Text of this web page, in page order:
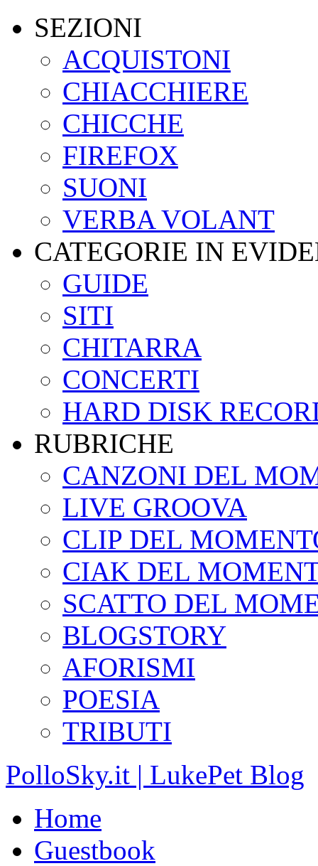
SEZIONI
ACQUISTONI
CHIACCHIERE
CHICCHE
FIREFOX
SUONI
VERBA VOLANT
CATEGORIE IN
GUIDE
SITI
CHITARRA
CONCERTI
HARD DISK
RUBRICHE
CANZONI DEL
LIVE GROOVA
CLIP DEL
CIAK DEL
SCATTO DEL
BLOGSTORY
AFORISMI
POESIA
TRIBUTI
PolloSky.it | LukePet Blog
Home
Guestbook